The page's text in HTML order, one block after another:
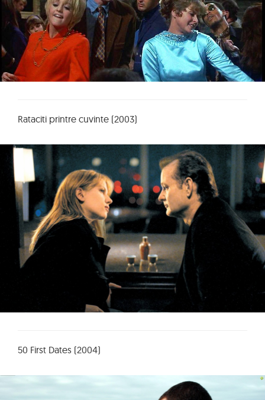
Rataciti printre cuvinte (2003)
50 First Dates (2004)